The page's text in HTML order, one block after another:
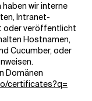
wir interne
Intranet-
oder veröffentlicht
Hostnamen,
Cucumber, oder
Domänen
certificates?q=